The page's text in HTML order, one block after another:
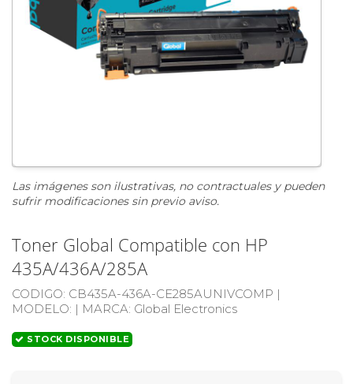
Las imágenes son ilustrativas, no contractuales y pueden
sufrir modificaciones sin previo aviso.
Toner Global Compatible con HP
435A/436A/285A
CODIGO: CB435A-436A-CE285AUNIVCOMP |
MODELO: | MARCA: Global Electronics
STOCK DISPONIBLE